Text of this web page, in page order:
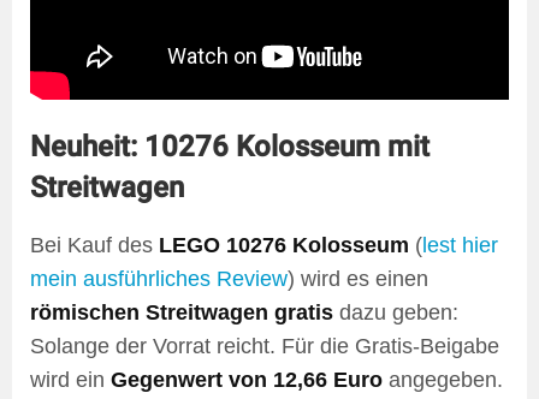
Neuheit: 10276 Kolosseum mit
Streitwagen
Bei Kauf des LEGO 10276 Kolosseum (lest hier
mein ausführliches Review) wird es einen
römischen Streitwagen gratis dazu geben:
Solange der Vorrat reicht. Für die Gratis-Beigabe
wird ein Gegenwert von 12,66 Euro angegeben.